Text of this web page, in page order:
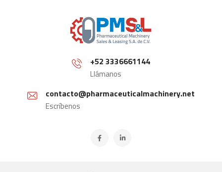
+52 3336661144
Llámanos
contacto@pharmaceuticalmachinery.net
Escríbenos